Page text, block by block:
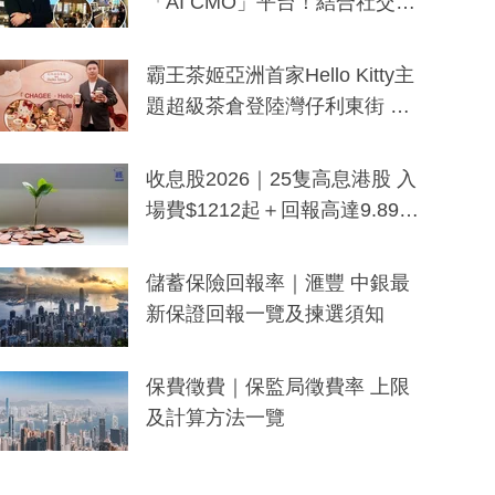
分鐘生成「貼地」宣傳短片
霸王茶姬亞洲首家Hello Kitty主
題超級茶倉登陸灣仔利東街 推
y及香港限定特調系列
收息股2026｜25隻高息港股 入
場費$1212起＋回報高達9.89
儲蓄保險回報率｜滙豐 中銀最
新保證回報一覽及揀選須知
保費徵費｜保監局徵費率 上限
及計算方法一覽